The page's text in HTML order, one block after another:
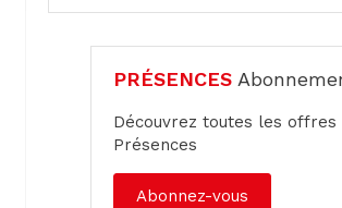
PRÉSENCES
Découvrez toutes les offres
Présences
Abonnez-vous